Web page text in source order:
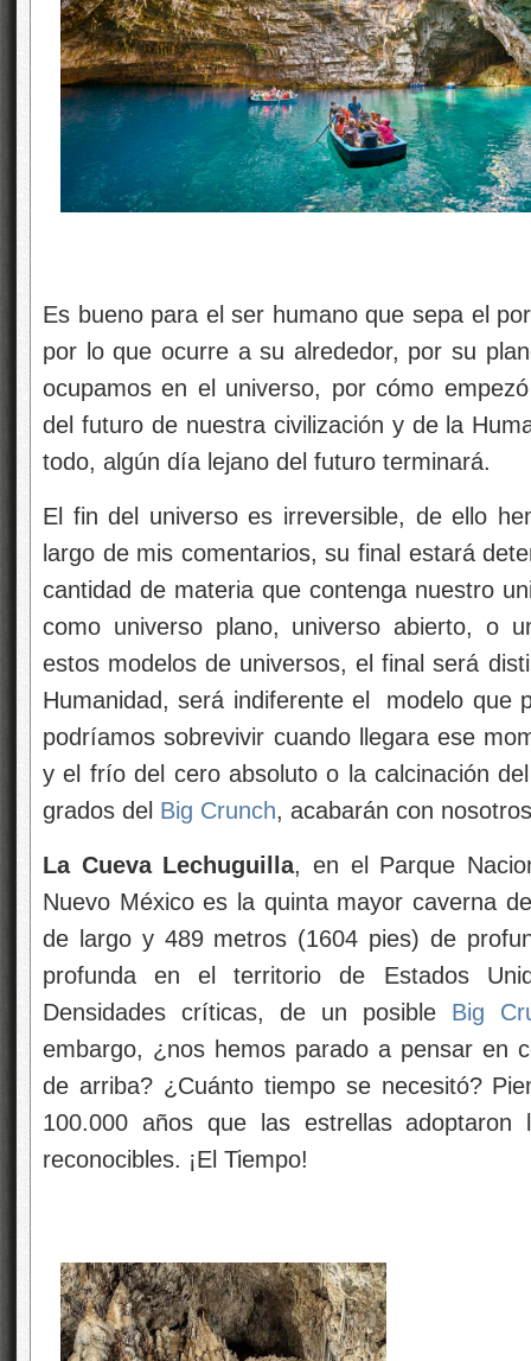
Es bueno para el ser humano que sepa el
por lo que ocurre a su alrededor, por su
ocupamos en el universo, por cómo
del futuro de nuestra civilización y de la
todo, algún día lejano del futuro terminará.
El fin del universo es irreversible, de ello
largo de mis comentarios, su final estará
cantidad de materia que contenga nuestro
como universo plano, universo abierto, o
estos modelos de universos, el final será
Humanidad, será indiferente el modelo que
podríamos sobrevivir cuando llegara ese
y el frío del cero absoluto o la calcinación
grados del Big Crunch, acabarán con
La Cueva Lechuguilla, en el Parque
Nuevo México es la quinta mayor caverna
de largo y 489 metros (1604 pies) de
profunda en el territorio de Estados
Densidades críticas, de un posible Big
embargo, ¿nos hemos parado a pensar en
de arriba? ¿Cuánto tiempo se necesitó?
100.000 años que las estrellas adoptaron
reconocibles. ¡El Tiempo!